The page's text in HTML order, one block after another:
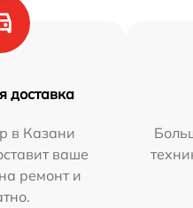
доставка
в Казани
ваше
ремонт и